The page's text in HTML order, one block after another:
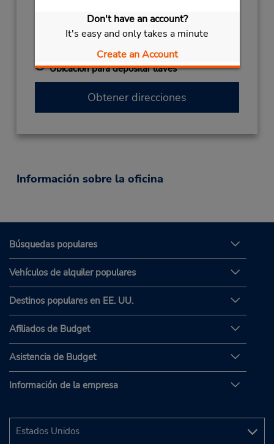
Don't have an account?
It's easy and only takes a minute
Create an Account
2027
NEW YEARS DAYJanuary 1 closed
Ubicación para depositar llaves
Obtener direcciones
Información sobre la oficina
Búsquedas populares
Vehículos de alquiler populares
Destinos populares en EE. UU.
Afiliados de Budget
Asistencia de Budget
Información de la empresa